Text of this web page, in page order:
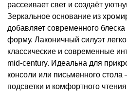
рассеивает свет и создаёт
Зеркальное основание из
добавляет современного блеска
форму. Лаконичный силуэт
классические и современные
mid-century. Идеальна для
консоли или письменного
подсветки и комфортного